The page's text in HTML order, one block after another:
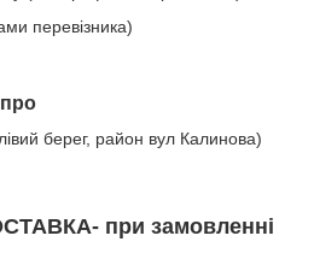
перевізника)
берег, район вул Калинова)
при замовленні